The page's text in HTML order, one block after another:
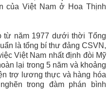
của Việt Nam ở Hoa Thịnh
từ năm 1977 dưới thời Tổng
là tổng bí thư đảng CSVN,
Việt Nam nhất định đòi Mỹ
lại trong 5 năm và khoảng
trợ lương thực và hàng hóa
trong đàm phán bình